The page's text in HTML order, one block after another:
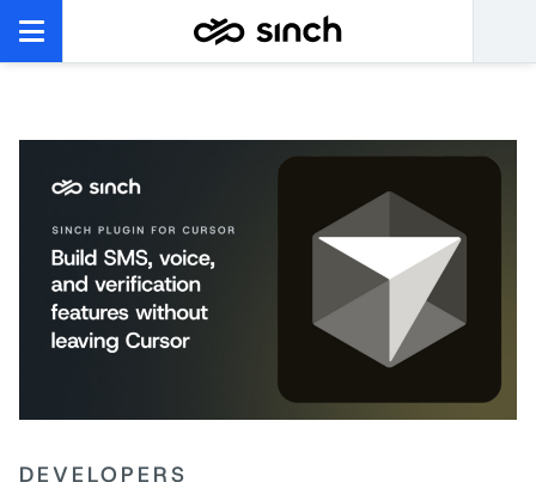
DEVELOPERS